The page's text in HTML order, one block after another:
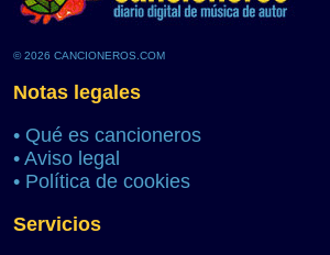
© 2026 CANCIONEROS.COM
Notas legales
• Qué es cancioneros
• Aviso legal
• Política de cookies
Servicios